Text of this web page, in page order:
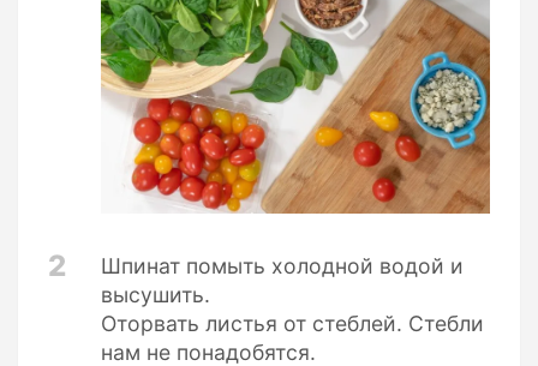
2
Шпинат помыть холодной водой и
высушить.
Оторвать листья от стеблей. Стебли
нам не понадобятся.